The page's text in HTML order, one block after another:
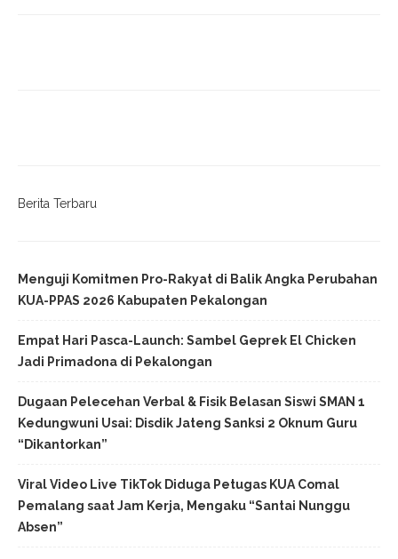
Berita Terbaru
Menguji Komitmen Pro-Rakyat di Balik Angka Perubahan
KUA-PPAS 2026 Kabupaten Pekalongan
Empat Hari Pasca-Launch: Sambel Geprek El Chicken
Jadi Primadona di Pekalongan
Dugaan Pelecehan Verbal & Fisik Belasan Siswi SMAN 1
Kedungwuni Usai: Disdik Jateng Sanksi 2 Oknum Guru
“Dikantorkan”
Viral Video Live TikTok Diduga Petugas KUA Comal
Pemalang saat Jam Kerja, Mengaku “Santai Nunggu
Absen”